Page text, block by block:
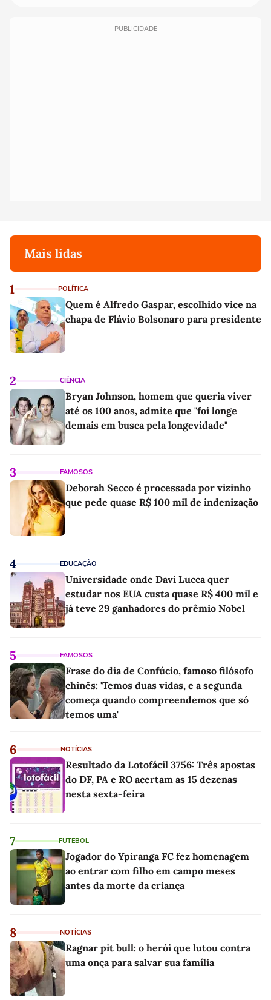
PUBLICIDADE
Mais lidas
1 POLÍTICA
Quem é Alfredo Gaspar, escolhido vice na
chapa de Flávio Bolsonaro para presidente
2 CIÊNCIA
Bryan Johnson, homem que queria viver
até os 100 anos, admite que "foi longe
demais em busca pela longevidade"
3 FAMOSOS
Deborah Secco é processada por vizinho
que pede quase R$ 100 mil de indenização
4 EDUCAÇÃO
Universidade onde Davi Lucca quer
estudar nos EUA custa quase R$ 400 mil e
já teve 29 ganhadores do prêmio Nobel
5 FAMOSOS
Frase do dia de Confúcio, famoso filósofo
chinês: 'Temos duas vidas, e a segunda
começa quando compreendemos que só
temos uma'
6 NOTÍCIAS
Resultado da Lotofácil 3756: Três apostas
do DF, PA e RO acertam as 15 dezenas
nesta sexta-feira
7 FUTEBOL
Jogador do Ypiranga FC fez homenagem
ao entrar com filho em campo meses
antes da morte da criança
8 NOTÍCIAS
Ragnar pit bull: o herói que lutou contra
uma onça para salvar sua família